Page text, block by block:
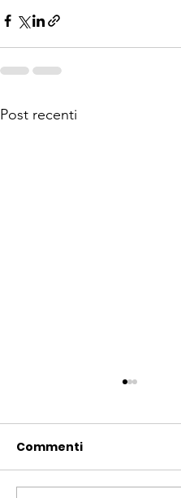
Post recenti
Commenti